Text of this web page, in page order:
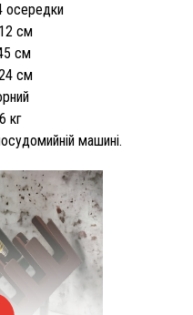
осередки
см
см
см
кг
машині.